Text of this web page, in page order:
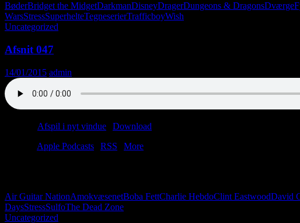
BøderBridget the MidgetDarkmanDisneyDragerDungeons & DragonsDværge
WarsStressSuperhelteTegneserierTrafficboyWish
Uncategorized
Afsnit 047
14/01/2015 admin
Afspil i nyt vindue Download
Apple Podcasts RSS
More
Air Guitar NationAmokvæsenetBoba FettCharlie HebdoClint EastwoodDavid
DaysStressSulfoThe Dead Zone
Uncategorized